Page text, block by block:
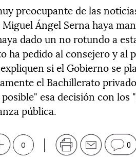
preocupante de las
Ángel Serna haya
dado un no rotundo a
ha pedido al consejero y al
si el Gobierno se
el Bachillerato
esa decisión con los
pública.
0 0